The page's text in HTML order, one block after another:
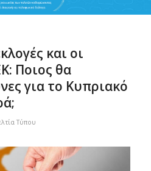
και οι
Ποιος θα
για το Κυπριακό
Τύπου